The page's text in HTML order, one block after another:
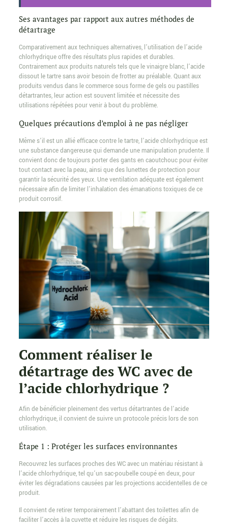
Ses avantages par rapport aux autres méthodes de
détartrage
Comparativement aux techniques alternatives, l’utilisation de l’acide
chlorhydrique offre des résultats plus rapides et durables.
Contrairement aux produits naturels tels que le vinaigre blanc, l’acide
dissout le tartre sans avoir besoin de frotter au préalable. Quant aux
produits vendus dans le commerce sous forme de gels ou pastilles
détartrantes, leur action est souvent limitée et nécessite des
utilisations répétées pour venir à bout du problème.
Quelques précautions d’emploi à ne pas négliger
Même s’il est un allié efficace contre le tartre, l’acide chlorhydrique est
une substance dangereuse qui demande une manipulation prudente. Il
convient donc de toujours porter des gants en caoutchouc pour éviter
tout contact avec la peau, ainsi que des lunettes de protection pour
garantir la sécurité des yeux. Une ventilation adéquate est également
nécessaire afin de limiter l’inhalation des émanations toxiques de ce
produit corrosif.
Comment réaliser le
détartrage des WC avec de
l’acide chlorhydrique ?
Afin de bénéficier pleinement des vertus détartrantes de l’acide
chlorhydrique, il convient de suivre un protocole précis lors de son
utilisation.
Étape 1 : Protéger les surfaces environnantes
Recouvrez les surfaces proches des WC avec un matériau résistant à
l’acide chlorhydrique, tel qu’un sac-poubelle coupé en deux, pour
éviter les dégradations causées par les projections accidentelles de ce
produit.
Il convient de retirer temporairement l’abattant des toilettes afin de
faciliter l’accès à la cuvette et réduire les risques de dégâts.